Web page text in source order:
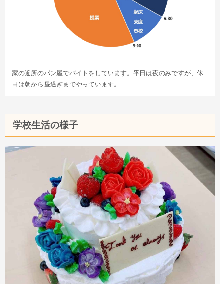
家の近所のパン屋でバイトをしています。平日は夜のみですが、休
日は朝から昼過ぎまでやっています。
学校生活の様子